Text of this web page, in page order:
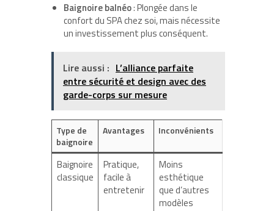
Baignoire balnéo: Plongée dans le
confort du SPA chez soi, mais nécessite
un investissement plus conséquent.
Lire aussi : L’alliance parfaite
entre sécurité et design avec des
garde-corps sur mesure
Type de
baignoire
Avantages Inconvénients
Baignoire
classique
Pratique,
facile à
entretenir
Moins
esthétique
que d’autres
modèles